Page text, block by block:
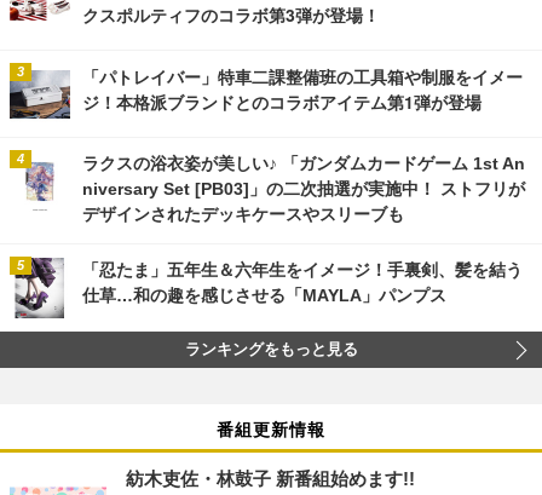
クスポルティフのコラボ第3弾が登場！
「パトレイバー」特車二課整備班の工具箱や制服をイメー
ジ！本格派ブランドとのコラボアイテム第1弾が登場
ラクスの浴衣姿が美しい♪ 「ガンダムカードゲーム 1st An
niversary Set [PB03]」の二次抽選が実施中！ ストフリが
デザインされたデッキケースやスリーブも
「忍たま」五年生＆六年生をイメージ！手裏剣、髪を結う
仕草…和の趣を感じさせる「MAYLA」パンプス
ランキングをもっと見る
番組更新情報
紡木吏佐・林鼓子 新番組始めます!!